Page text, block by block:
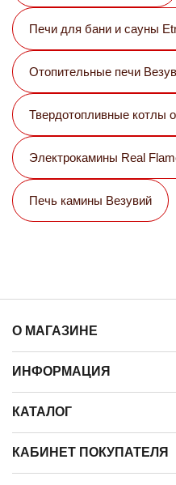
Печи для бани и сауны
Отопительные печи
Твердотопливные котлы
Электрокамины Real
Печь камины Везувий
О МАГАЗИНЕ
ИНФОРМАЦИЯ
КАТАЛОГ
КАБИНЕТ ПОКУПАТЕЛЯ